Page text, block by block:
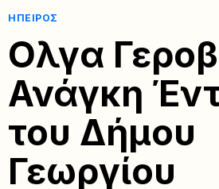
ΉΠΕΙΡΟΣ
Ολγα
Ανάγκη
του Δήμου
Γεωργίου